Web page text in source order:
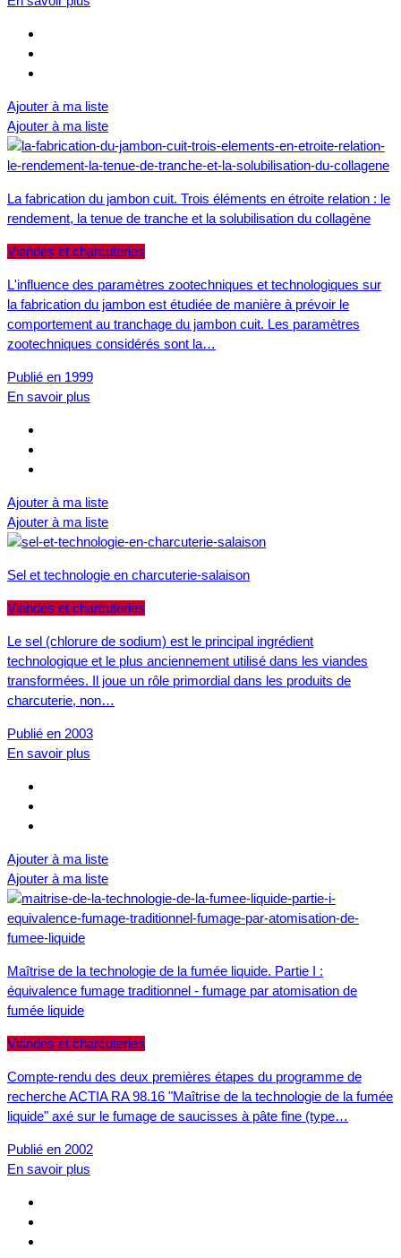
Ajouter à ma liste
Ajouter à ma liste
La fabrication du jambon cuit. Trois éléments en étroite relation : le
rendement, la tenue de tranche et la solubilisation du collagène
Viandes et charcuteries
L'influence des paramètres zootechniques et technologiques sur
la fabrication du jambon est étudiée de manière à prévoir le
comportement au tranchage du jambon cuit. Les paramètres
zootechniques considérés sont la…
Publié en 1999
En savoir plus
Ajouter à ma liste
Ajouter à ma liste
Sel et technologie en charcuterie-salaison
Viandes et charcuteries
Le sel (chlorure de sodium) est le principal ingrédient
technologique et le plus anciennement utilisé dans les viandes
transformées. Il joue un rôle primordial dans les produits de
charcuterie, non…
Publié en 2003
En savoir plus
Ajouter à ma liste
Ajouter à ma liste
Maîtrise de la technologie de la fumée liquide. Partie I :
équivalence fumage traditionnel - fumage par atomisation de
fumée liquide
Viandes et charcuteries
Compte-rendu des deux premières étapes du programme de
recherche ACTIA RA 98.16 "Maîtrise de la technologie de la fumée
liquide" axé sur le fumage de saucisses à pâte fine (type…
Publié en 2002
En savoir plus